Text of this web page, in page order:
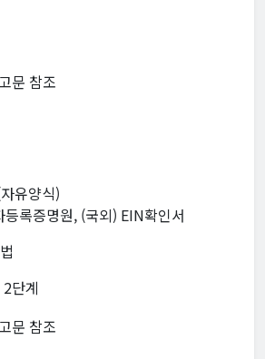
문 참조
유양식)
록증명원, (국외) EIN확인서
단계
문 참조